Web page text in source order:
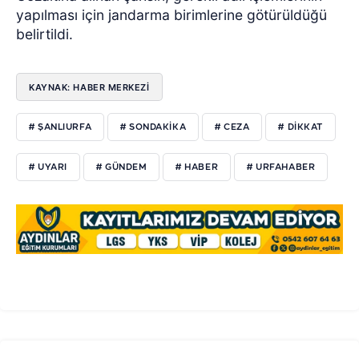
yapılması için jandarma birimlerine götürüldüğü
belirtildi.
KAYNAK: HABER MERKEZİ
# ŞANLIURFA # SONDAKIKA # CEZA # DIKKAT
# UYARI # GÜNDEM # HABER # URFAHABER